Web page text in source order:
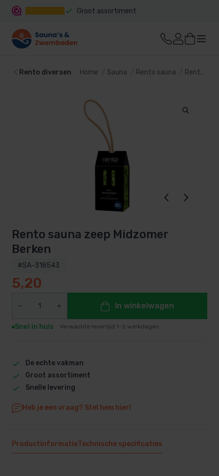
Groot assortiment
Rento diversen Home Sauna Rento sauna Rento diversen
Rento sauna zeep Midzomer
Berken
#SA-318543
5,20
In winkelwagen
Snel in huis Verwachte levertijd 1–2 werkdagen
De echte vakman
Groot assortiment
Snelle levering
Heb je een vraag? Stel hem hier!
ProductinformatieTechnische specificaties